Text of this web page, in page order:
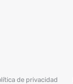
de privacidad